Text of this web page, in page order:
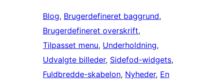
Blog, Brugerdefineret baggrund
Brugerdefineret overskrift
Tilpasset menu, Underholdning
Udvalgte billeder, Sidefod-widgets
Fuldbredde-skabelon, Nyheder, En